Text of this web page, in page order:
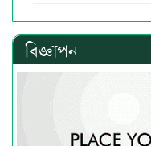
বিজ্ঞাপন